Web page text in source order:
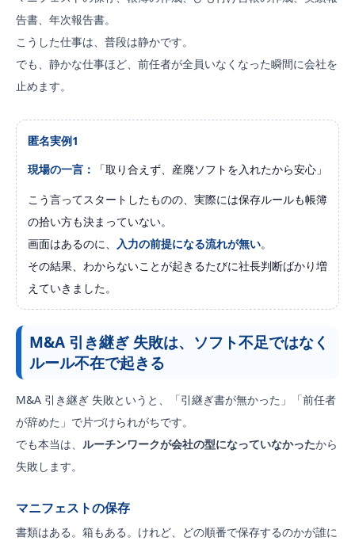
告書、年次報告書。
こうした仕事は、普段は静かです。
でも、静かな仕事ほど、前任者が全員いなくなった瞬間に会社を
止めます。
匿名実例1
現場の一言：
「取り合えず、産廃ソフトを入れたから安心」
こう言ってスタートしたものの、実際には保存ルールも帳簿
の拾い方も決まっていない。
画面はあるのに、 入力の前提になる流れが無い。
その結果、わからないことが起きるたびに社長判断ばかり増
えていきました。
M&A 引き継ぎ 失敗は、ソフト不足ではなく
ルール不在で起きる
M&A 引き継ぎ 失敗というと、「引継ぎ書が無かった」「前任者
が辞めた」で片づけられがちです。
でも本当は、 ルーチンワークが会社の型になっていなかったから
失敗します。
マニフェストの保存
書類はある。箱もある。けれど、どの順番で保存するのかが誰に